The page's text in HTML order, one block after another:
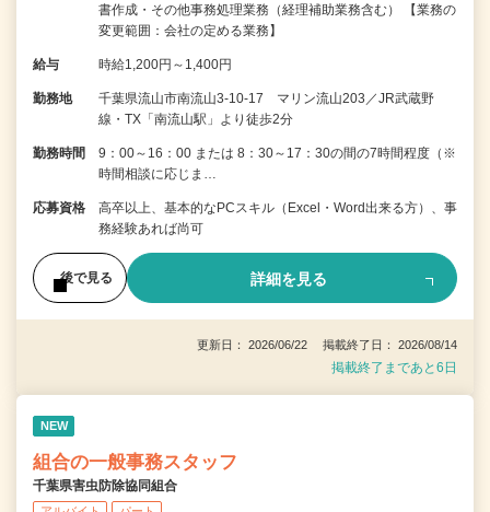
書作成・その他事務処理業務（経理補助業務含む） 【業務の
変更範囲：会社の定める業務】
給与 時給1,200円～1,400円
勤務地
千葉県流山市南流山3-10-17 マリン流山203／JR武蔵野
線・TX「南流山駅」より徒歩2分
勤務時間
9：00～16：00 または 8：30～17：30の間の7時間程度（※
時間相談に応じま…
応募資格
高卒以上、基本的なPCスキル（Excel・Word出来る方）、事
務経験あれば尚可
後で見る 詳細を見る
更新日： 2026/06/22 掲載終了日： 2026/08/14
掲載終了まであと6日
NEW
組合の一般事務スタッフ
千葉県害虫防除協同組合